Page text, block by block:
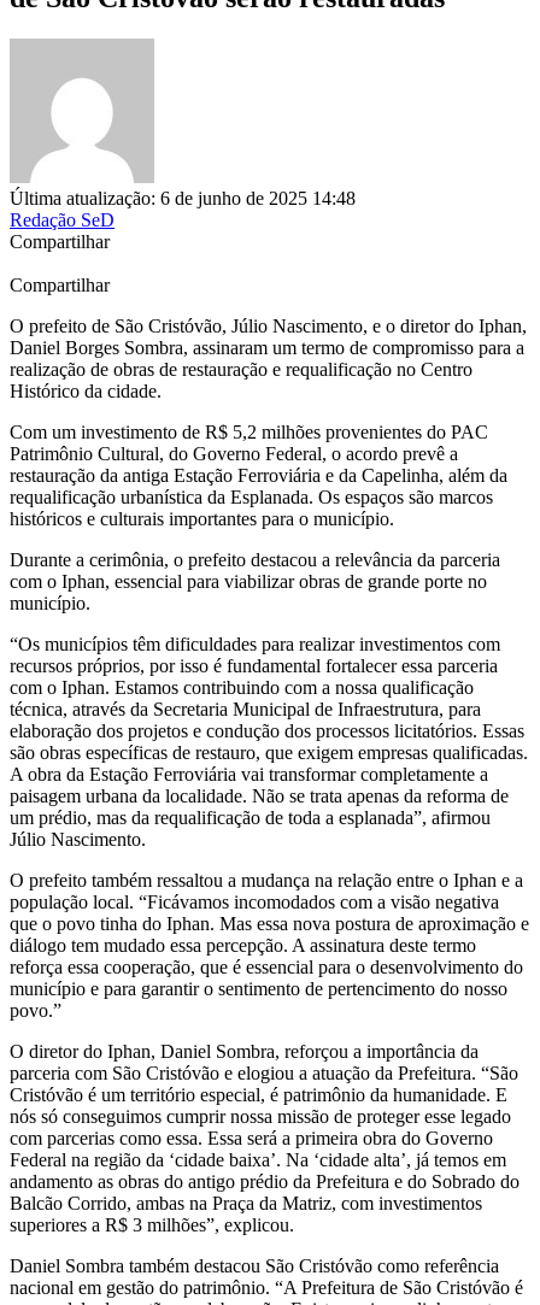
Última atualização: 6 de junho de 2025 14:48
Redação SeD
Compartilhar
Compartilhar
O prefeito de São Cristóvão, Júlio Nascimento, e o diretor do Iphan,
Daniel Borges Sombra, assinaram um termo de compromisso para a
realização de obras de restauração e requalificação no Centro
Histórico da cidade.
Com um investimento de R$ 5,2 milhões provenientes do PAC
Patrimônio Cultural, do Governo Federal, o acordo prevê a
restauração da antiga Estação Ferroviária e da Capelinha, além da
requalificação urbanística da Esplanada. Os espaços são marcos
históricos e culturais importantes para o município.
Durante a cerimônia, o prefeito destacou a relevância da parceria
com o Iphan, essencial para viabilizar obras de grande porte no
município.
“Os municípios têm dificuldades para realizar investimentos com
recursos próprios, por isso é fundamental fortalecer essa parceria
com o Iphan. Estamos contribuindo com a nossa qualificação
técnica, através da Secretaria Municipal de Infraestrutura, para
elaboração dos projetos e condução dos processos licitatórios. Essas
são obras específicas de restauro, que exigem empresas qualificadas.
A obra da Estação Ferroviária vai transformar completamente a
paisagem urbana da localidade. Não se trata apenas da reforma de
um prédio, mas da requalificação de toda a esplanada”, afirmou
Júlio Nascimento.
O prefeito também ressaltou a mudança na relação entre o Iphan e a
população local. “Ficávamos incomodados com a visão negativa
que o povo tinha do Iphan. Mas essa nova postura de aproximação e
diálogo tem mudado essa percepção. A assinatura deste termo
reforça essa cooperação, que é essencial para o desenvolvimento do
município e para garantir o sentimento de pertencimento do nosso
povo.”
O diretor do Iphan, Daniel Sombra, reforçou a importância da
parceria com São Cristóvão e elogiou a atuação da Prefeitura. “São
Cristóvão é um território especial, é patrimônio da humanidade. E
nós só conseguimos cumprir nossa missão de proteger esse legado
com parcerias como essa. Essa será a primeira obra do Governo
Federal na região da ‘cidade baixa’. Na ‘cidade alta’, já temos em
andamento as obras do antigo prédio da Prefeitura e do Sobrado do
Balcão Corrido, ambas na Praça da Matriz, com investimentos
superiores a R$ 3 milhões”, explicou.
Daniel Sombra também destacou São Cristóvão como referência
nacional em gestão do patrimônio. “A Prefeitura de São Cristóvão é